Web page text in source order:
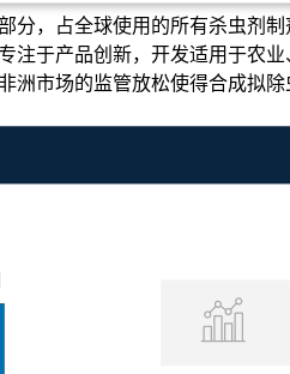
，占全球使用的所有杀虫剂
于产品创新，开发适用于农
市场的监管放松使得合成拟